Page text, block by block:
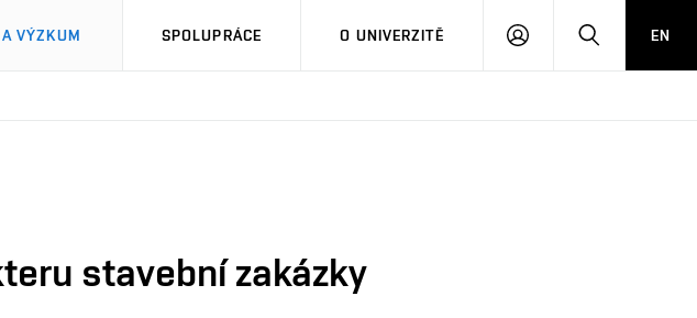
VÝZKUM SPOLUPRÁCE O UNIVERZITĚ
PŘIHLÁSIT HLEDATEN
stavební zakázky